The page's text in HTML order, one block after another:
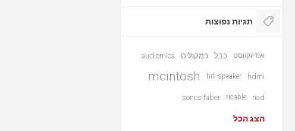
תגיות נפוצות
אודיוקווסט כבל רמקולים audiomica
hdmi
hifi-speaker
mcintosh
nad
ricable
sonos faber
הצג הכל